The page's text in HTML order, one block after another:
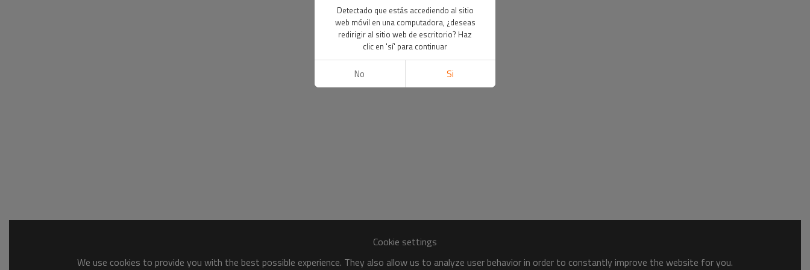
Cookie settings
We use cookies to provide you with the best possible experience. They also allow us to analyze user behavior in order to constantly improve the website for you.
Detectado que estás accediendo al sitio
web móvil en una computadora, ¿deseas
redirigir al sitio web de escritorio? Haz
clic en 'sí' para continuar
No Si